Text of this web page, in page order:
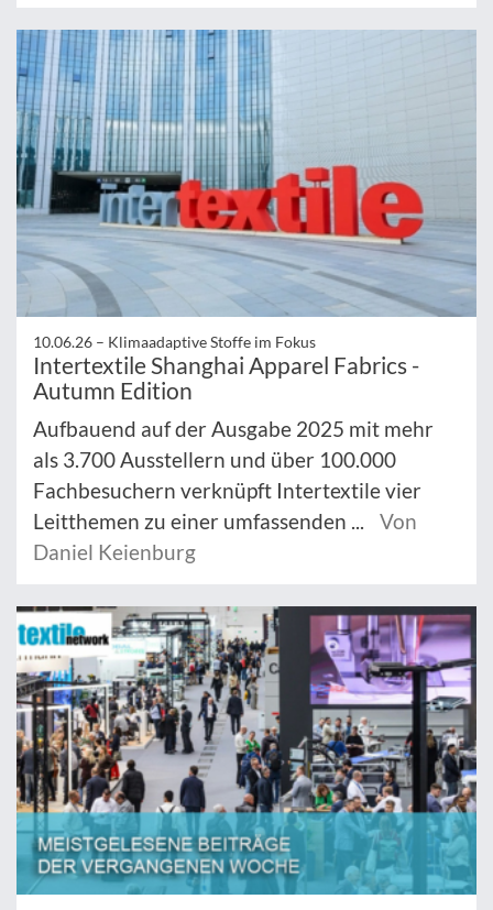
10.06.26 – Klimaadaptive Stoffe im Fokus
Intertextile Shanghai Apparel Fabrics -
Autumn Edition
Aufbauend auf der Ausgabe 2025 mit mehr
als 3.700 Ausstellern und über 100.000
Fachbesuchern verknüpft Intertextile vier
Leitthemen zu einer umfassenden ...
Von
Daniel Keienburg